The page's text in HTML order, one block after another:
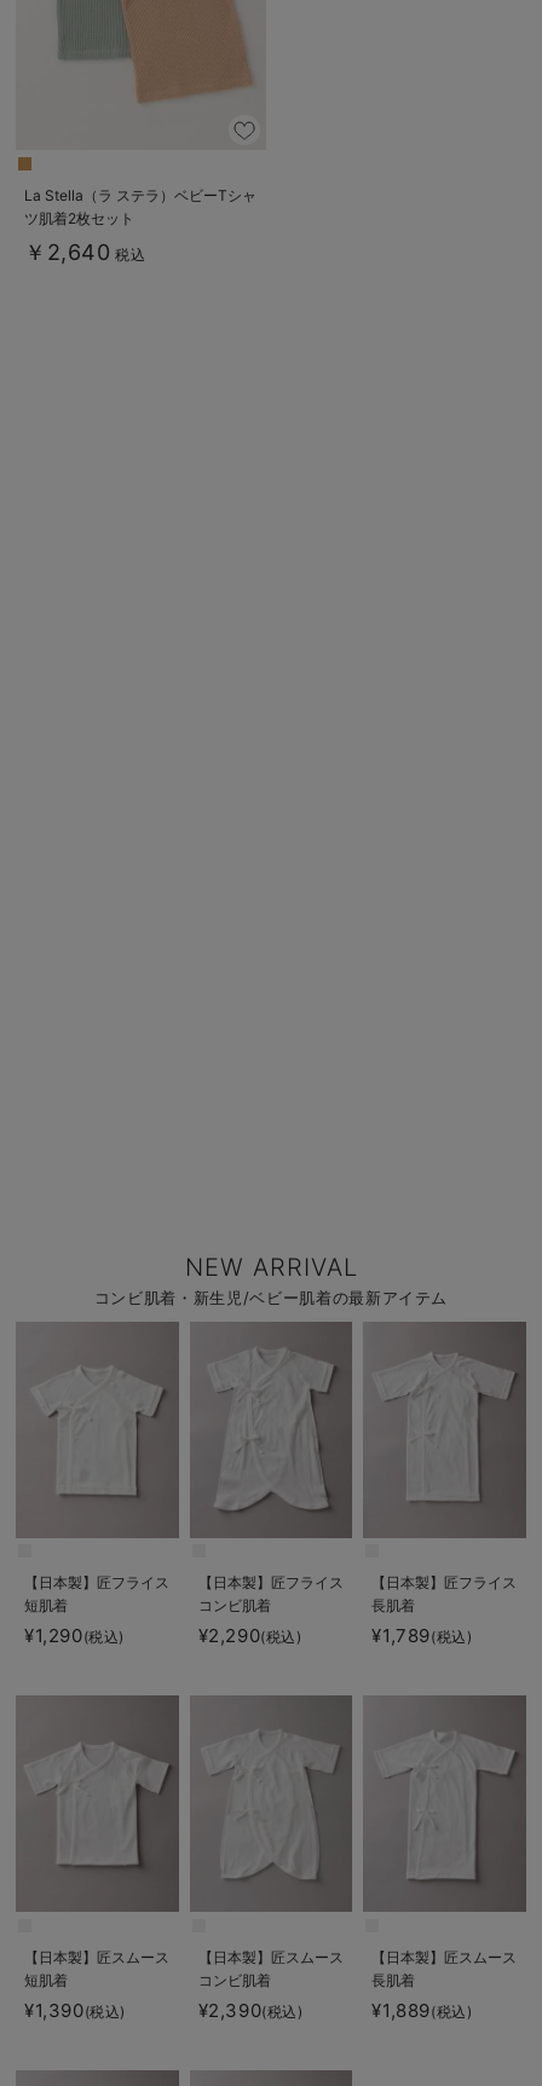
La Stella（ラ ステラ）ベビーTシャ
ツ肌着2枚セット
￥2,640 税込
NEW ARRIVAL
コンビ肌着・新生児/ベビー肌着の最新アイテム
【日本製】匠フライス
短肌着
¥1,290(税込)
【日本製】匠フライス
コンビ肌着
¥2,290(税込)
【日本製】匠フライス
長肌着
¥1,789(税込)
【日本製】匠スムース
短肌着
¥1,390(税込)
【日本製】匠スムース
コンビ肌着
¥2,390(税込)
【日本製】匠スムース
長肌着
¥1,889(税込)